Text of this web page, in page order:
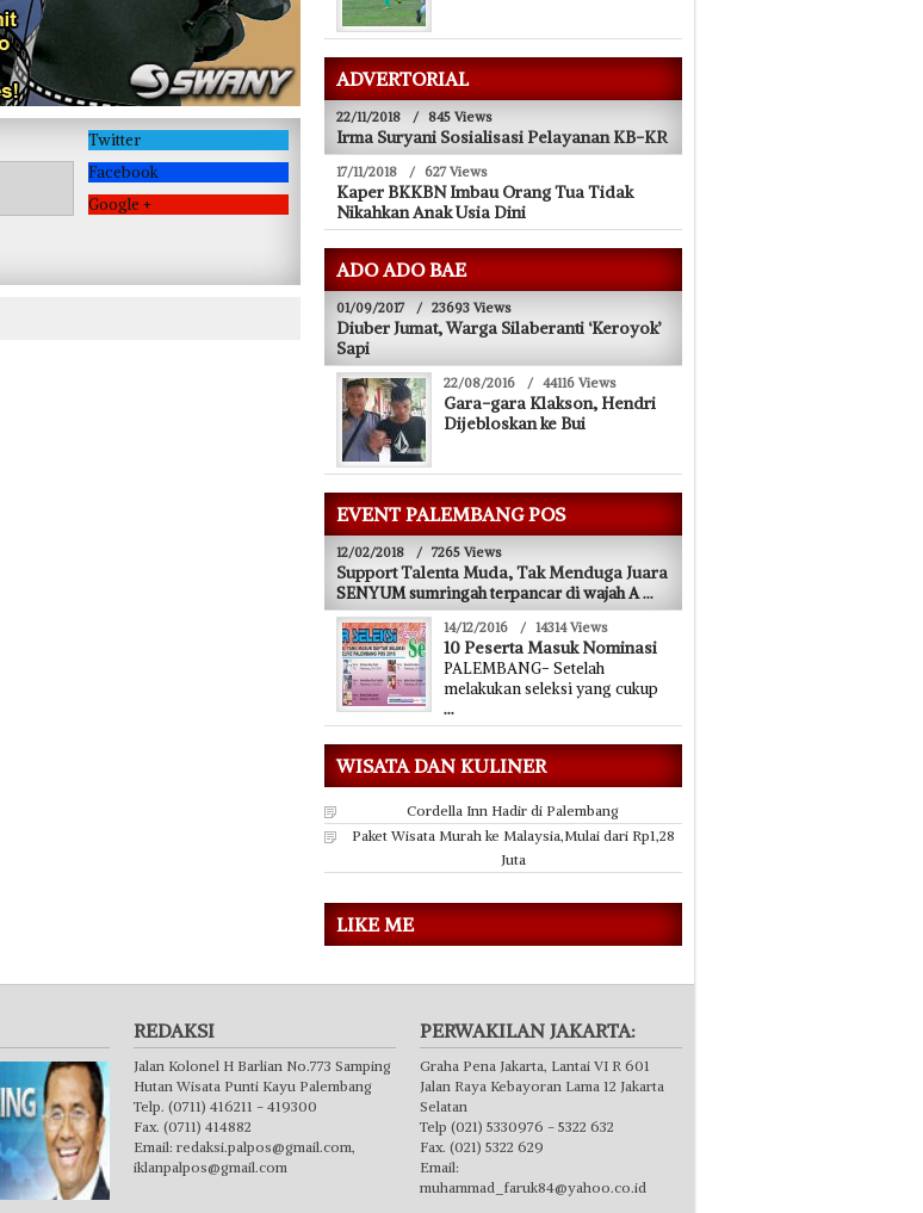
Twitter
Facebook
Google +
ADVERTORIAL
22/11/2018 / 845 Views
Irma Suryani Sosialisasi Pelayanan KB-KR
17/11/2018 / 627 Views
Kaper BKKBN Imbau Orang Tua Tidak
Nikahkan Anak Usia Dini
ADO ADO BAE
01/09/2017 / 23693 Views
Diuber Jumat, Warga Silaberanti ‘Keroyok’
Sapi
22/08/2016 / 44116 Views
Gara-gara Klakson, Hendri
Dijebloskan ke Bui
EVENT PALEMBANG POS
12/02/2018 / 7265 Views
Support Talenta Muda, Tak Menduga Juara
SENYUM sumringah terpancar di wajah A...
14/12/2016 / 14314 Views
10 Peserta Masuk Nominasi
PALEMBANG- Setelah
melakukan seleksi yang cukup
...
WISATA DAN KULINER
Cordella Inn Hadir di Palembang
Paket Wisata Murah ke Malaysia,Mulai dari Rp1,28
Juta
LIKE ME
REDAKSI
Jalan Kolonel H Barlian No.773 Samping
Hutan Wisata Punti Kayu Palembang
Telp. (0711) 416211 - 419300
Fax. (0711) 414882
Email: redaksi.palpos@gmail.com,
iklanpalpos@gmail.com
PERWAKILAN JAKARTA:
Graha Pena Jakarta, Lantai VI R 601
Jalan Raya Kebayoran Lama 12 Jakarta
Selatan
Telp (021) 5330976 - 5322 632
Fax. (021) 5322 629
Email:
muhammad_faruk84@yahoo.co.id